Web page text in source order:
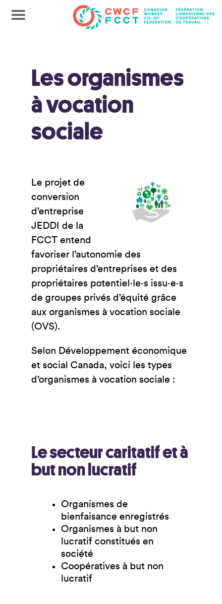
Les organismes
à vocation
sociale
Le projet de
conversion
d’entreprise
JEDDI de la
FCCT entend
favoriser l’autonomie des
propriétaires d’entreprises et des
propriétaires potentiel·le·s issu·e·s
de groupes privés d’équité grâce
aux organismes à vocation sociale
(OVS).
Selon Développement économique
et social Canada, voici les types
d’organismes à vocation sociale :
Le secteur caritatif et à
but non lucratif
Organismes de
bienfaisance enregistrés
Organismes à but non
lucratif constitués en
société
Coopératives à but non
lucratif